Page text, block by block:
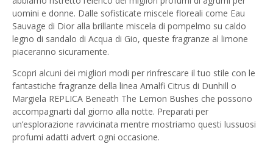
uomini e donne. Dalle sofisticate miscele floreali come Eau
Sauvage di Dior alla brillante miscela di pompelmo su caldo
legno di sandalo di Acqua di Gio, queste fragranze al limone
piaceranno sicuramente.
Scopri alcuni dei migliori modi per rinfrescare il tuo stile con le
fantastiche fragranze della linea Amalfi Citrus di Dunhill o
Margiela REPLICA Beneath The Lemon Bushes che possono
accompagnarti dal giorno alla notte. Preparati per
un’esplorazione ravvicinata mentre mostriamo questi lussuosi
profumi adatti advert ogni occasione.